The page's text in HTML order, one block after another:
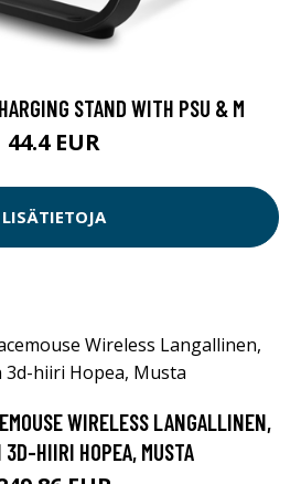
STAND WITH PSU & M
44.4 EUR
LISÄTIETOJA
WIRELESS LANGALLINEN,
3D-HIIRI HOPEA, MUSTA